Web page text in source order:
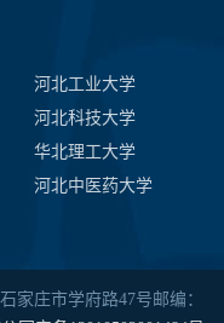
河北工业大学
河北科技大学
华北理工大学
河北中医药大学
家庄市学府路47号邮编：